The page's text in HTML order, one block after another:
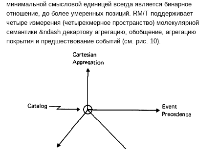
минимальной смысловой единицей всегда является бинарное
отношение, до более умеренных позиций. RM/T поддерживает
четыре измерения (четырехмерное пространство) молекулярной
семантики &ndash декартову агрегацию, обобщение, агрегацию
покрытия и предшествование событий (см. рис. 10).